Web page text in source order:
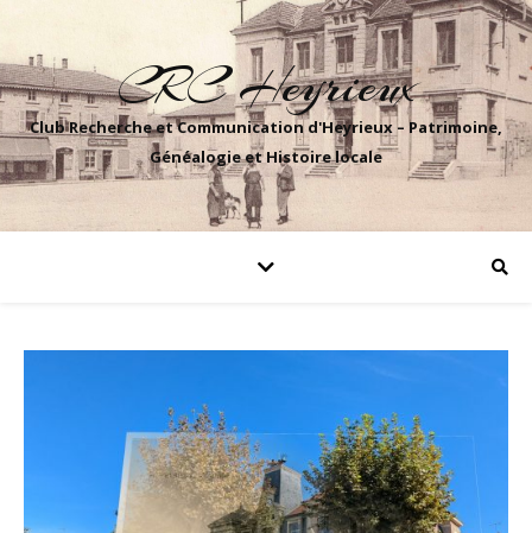
CRC Heyrieux
Club Recherche et Communication d'Heyrieux – Patrimoine,
Généalogie et Histoire locale